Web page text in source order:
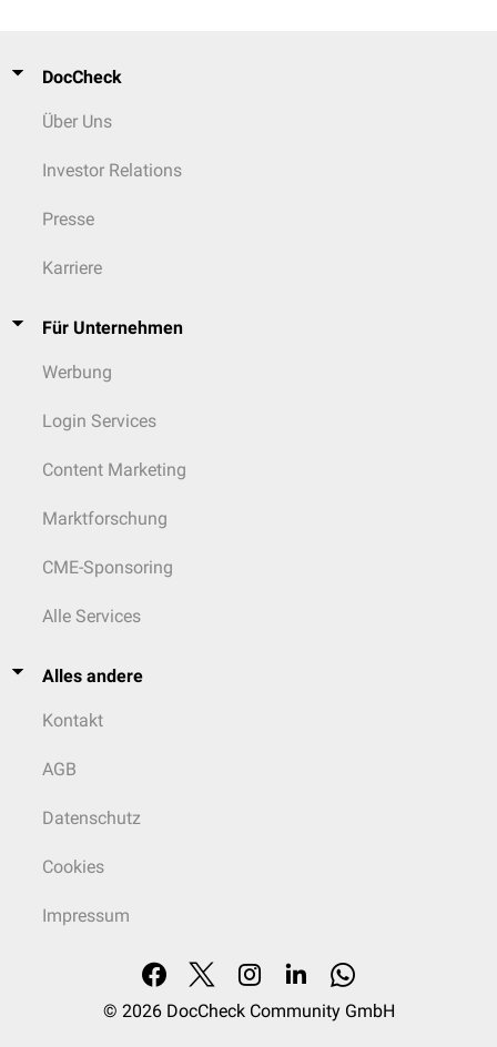
DocCheck
Über Uns
Investor Relations
Presse
Karriere
Für Unternehmen
Werbung
Login Services
Content Marketing
Marktforschung
CME-Sponsoring
Alle Services
Alles andere
Kontakt
AGB
Datenschutz
Cookies
Impressum
© 2026 DocCheck Community GmbH